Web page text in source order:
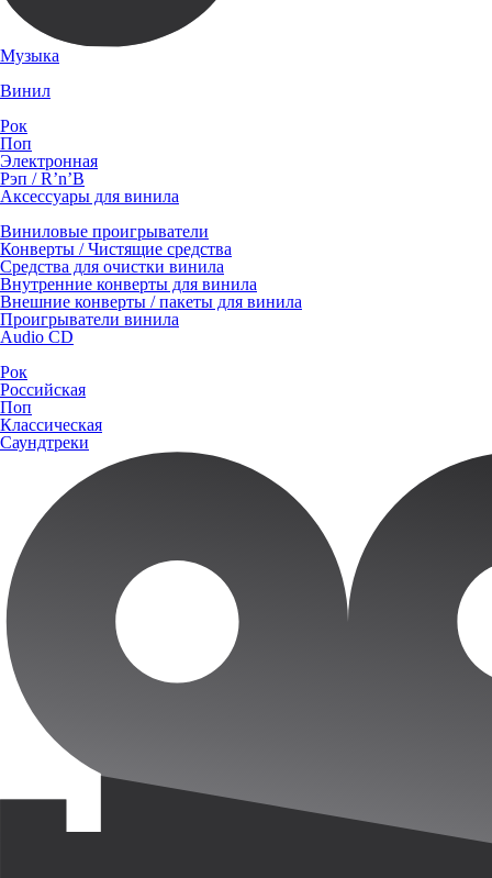
Музыка
Винил
Рок
Поп
Электронная
Рэп / R’n’B
Аксессуары для винила
Виниловые проигрыватели
Конверты / Чистящие средства
Средства для очистки винила
Внутренние конверты для винила
Внешние конверты / пакеты для винила
Проигрыватели винила
Audio CD
Рок
Российская
Поп
Классическая
Саундтреки